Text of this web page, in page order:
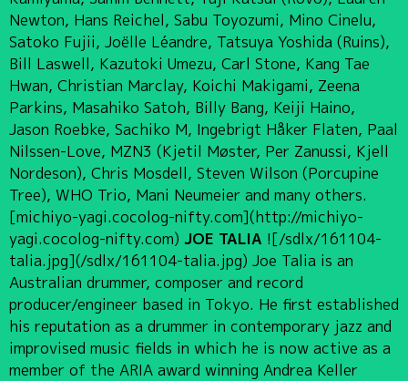
Newton, Hans Reichel, Sabu Toyozumi, Mino Cinelu,
Satoko Fujii, Joëlle Léandre, Tatsuya Yoshida (Ruins),
Bill Laswell, Kazutoki Umezu, Carl Stone, Kang Tae
Hwan, Christian Marclay, Koichi Makigami, Zeena
Parkins, Masahiko Satoh, Billy Bang, Keiji Haino,
Jason Roebke, Sachiko M, Ingebrigt Håker Flaten, Paal
Nilssen-Love, MZN3 (Kjetil Møster, Per Zanussi, Kjell
Nordeson), Chris Mosdell, Steven Wilson (Porcupine
Tree), WHO Trio, Mani Neumeier and many others.
[michiyo-yagi.cocolog-nifty.com](http://michiyo-
yagi.cocolog-nifty.com) JOE TALIA ![/sdlx/161104-
talia.jpg](/sdlx/161104-talia.jpg) Joe Talia is an
Australian drummer, composer and record
producer/engineer based in Tokyo. He first established
his reputation as a drummer in contemporary jazz and
improvised music fields in which he is now active as a
member of the ARIA award winning Andrea Keller